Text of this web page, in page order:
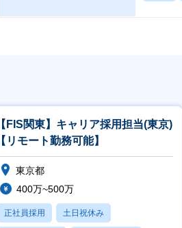
【FIS関東】キャリア採用担当(東京)
【リモート勤務可能】
東京都
400万~500万
正社員採用 土日祝休み